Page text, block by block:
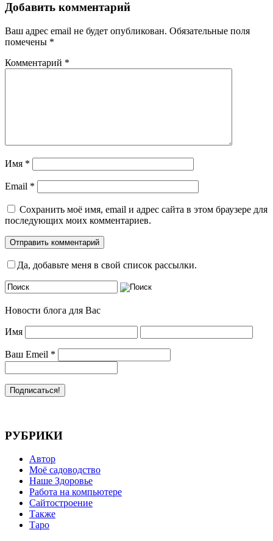
Добавить комментарий
Ваш адрес email не будет опубликован. Обязательные поля
помечены *
Комментарий *
Имя *
Email *
Сохранить моё имя, email и адрес сайта в этом браузере для
последующих моих комментариев.
Да, добавьте меня в свой список рассылки.
Новости блога для Вас
Имя
Ваш Emeil *
РУБРИКИ
Автор
Моё садоводство
Наше Здоровье
Работа на компьютере
Сайтостроение
Также
Таро